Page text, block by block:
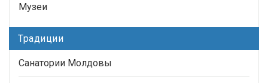
Музеи
Традиции
Санатории Молдовы